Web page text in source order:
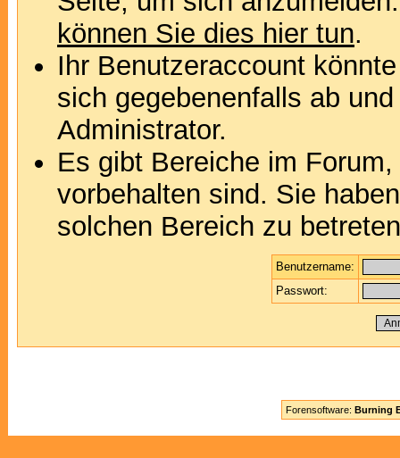
können Sie dies hier tun.
Ihr Benutzeraccount
sich gegebenenfalls ab
Administrator.
Es gibt Bereiche im
vorbehalten sind. Sie
solchen Bereich zu
Benutzername:
Passwort:
Forensoftware: Burning